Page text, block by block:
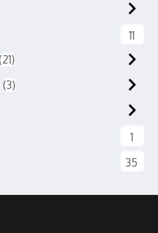
11
21
3
1
35